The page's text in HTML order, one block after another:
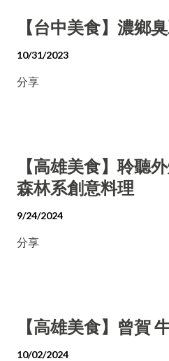
【台中美食】濃鄉
10/31/2023
分享
【高雄美食】聆聽
森林系創意料理
9/24/2024
分享
【高雄美食】曾賀
10/02/2024